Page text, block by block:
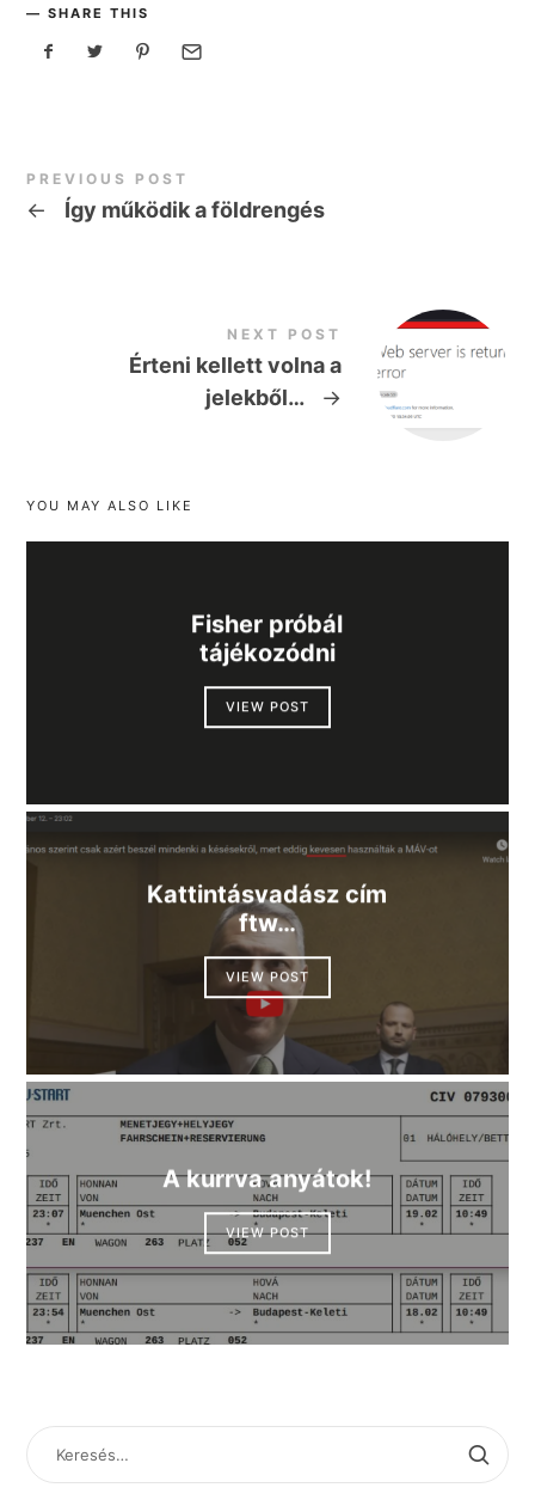
SHARE THIS
PREVIOUS POST
← Így működik a földrengés
NEXT POST
Érteni kellett volna a
jelekből…
→
YOU MAY ALSO LIKE
Fisher próbál
tájékozódni
VIEW POST
Kattintásvadász cím
ftw…
VIEW POST
A kurrva anyátok!
VIEW POST
KERESÉS: